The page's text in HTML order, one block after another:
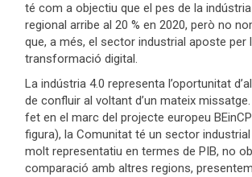
té com a objectiu que el pes de la
regional arribe al 20 % en 2020, però no
que, a més, el sector industrial aposte per
transformació digital.
La indústria 4.0 representa l’oportunitat
de confluir al voltant d’un mateix missatge.
fet en el marc del projecte europeu
figura), la Comunitat té un sector
molt representatiu en termes de PIB, no
comparació amb altres regions,